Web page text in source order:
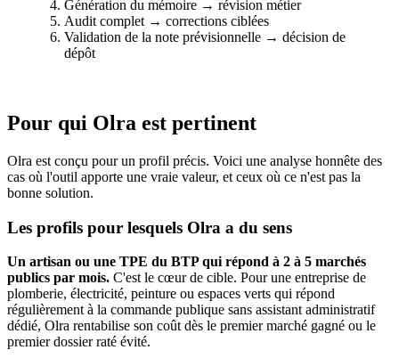
Génération du mémoire → révision métier
Audit complet → corrections ciblées
Validation de la note prévisionnelle → décision de
dépôt
Pour qui Olra est pertinent
Olra est conçu pour un profil précis. Voici une analyse honnête des
cas où l'outil apporte une vraie valeur, et ceux où ce n'est pas la
bonne solution.
Les profils pour lesquels Olra a du sens
Un artisan ou une TPE du BTP qui répond à 2 à 5 marchés
publics par mois. C'est le cœur de cible. Pour une entreprise de
plomberie, électricité, peinture ou espaces verts qui répond
régulièrement à la commande publique sans assistant administratif
dédié, Olra rentabilise son coût dès le premier marché gagné ou le
premier dossier raté évité.